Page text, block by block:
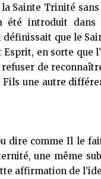
Sainte Trinité
introduit dans
définissait que le
en sorte que
de
Fils une autre
dire comme Il le
une même
affirmation de